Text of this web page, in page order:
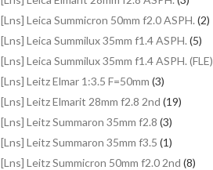
[Lns] Leica Summicron 50mm f2.0 ASPH. (2)
[Lns] Leica Summilux 35mm f1.4 ASPH. (5)
[Lns] Leica Summilux 35mm f1.4 ASPH. (FLE)
[Lns] Leitz Elmar 1:3.5 F=50mm (3)
[Lns] Leitz Elmarit 28mm f2.8 2nd (19)
[Lns] Leitz Summaron 35mm f2.8 (3)
[Lns] Leitz Summaron 35mm f3.5 (1)
[Lns] Leitz Summicron 50mm f2.0 2nd (8)